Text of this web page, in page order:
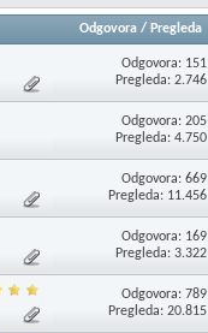
Odgovora / Pregleda
Odgovora: 151
Pregleda: 2.746
Odgovora: 205
Pregleda: 4.750
Odgovora: 669
Pregleda: 11.456
Odgovora: 169
Pregleda: 3.322
Odgovora: 789
Pregleda: 20.815